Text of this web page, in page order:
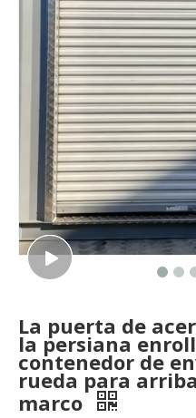
La puerta de
la persiana
contenedor de
rueda para
marco